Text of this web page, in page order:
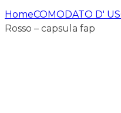
HomeCOMODATO D'
Rosso – capsula fap